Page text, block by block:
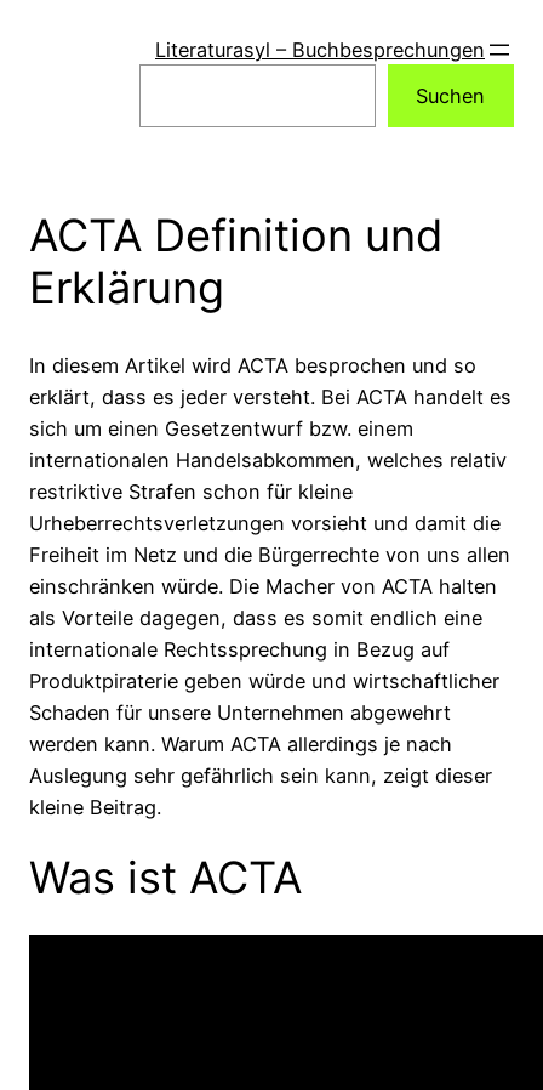
Literaturasyl – Buchbesprechungen
Suchen
ACTA Definition und
Erklärung
In diesem Artikel wird ACTA besprochen und so
erklärt, dass es jeder versteht. Bei ACTA handelt es
sich um einen Gesetzentwurf bzw. einem
internationalen Handelsabkommen, welches relativ
restriktive Strafen schon für kleine
Urheberrechtsverletzungen vorsieht und damit die
Freiheit im Netz und die Bürgerrechte von uns allen
einschränken würde. Die Macher von ACTA halten
als Vorteile dagegen, dass es somit endlich eine
internationale Rechtssprechung in Bezug auf
Produktpiraterie geben würde und wirtschaftlicher
Schaden für unsere Unternehmen abgewehrt
werden kann. Warum ACTA allerdings je nach
Auslegung sehr gefährlich sein kann, zeigt dieser
kleine Beitrag.
Was ist ACTA